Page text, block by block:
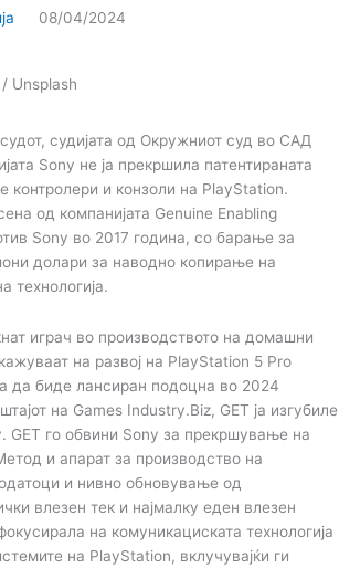
k
i
o
n
08/04/2024
Unsplash
судијата од Окружниот суд во САД
Sony не ја прекршила патентираната
контролери и конзоли на PlayStation.
од компанијата Genuine Enabling
Sony во 2017 година, со барање за
долари за наводно копирање на
технологија.
играч во производството на домашни
на развој на PlayStation 5 Pro
да биде лансиран подоцна во 2024
на Games Industry.Biz, GET ја изгубиле
GET го обвини Sony за прекршување на
и апарат за производство на
и нивно обновување од
влезен тек и најмалку еден влезен
на комуникациската технологија
на PlayStation, вклучувајќи ги